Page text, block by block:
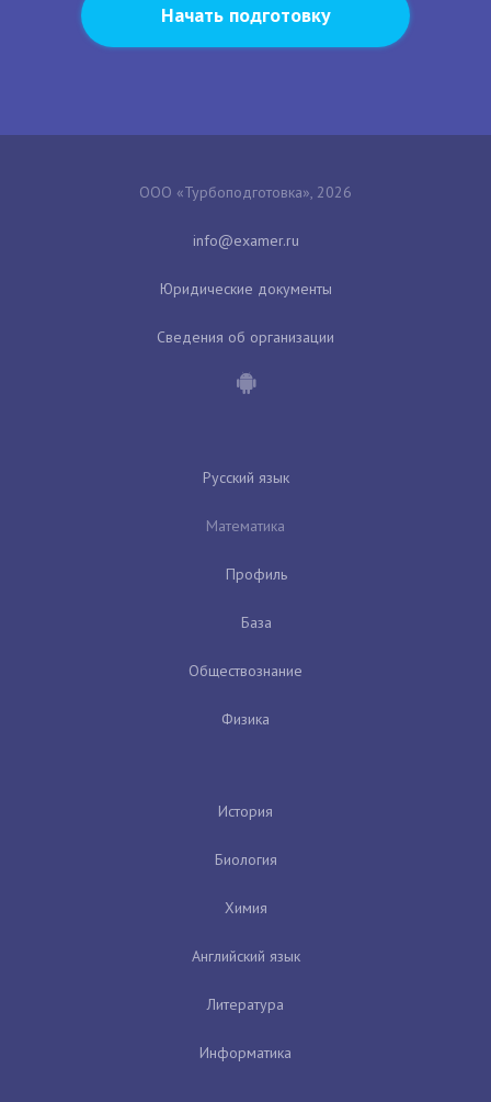
Начать подготовку
ООО «Турбоподготовка», 2026
Юридические документы
Сведения об организации
Русский язык
Математика
Профиль
База
Обществознание
Физика
История
Биология
Химия
Английский язык
Литература
Информатика